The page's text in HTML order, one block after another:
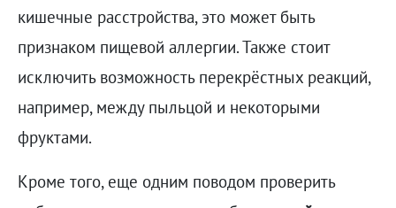
кишечные расстройства, это может быть
признаком пищевой аллергии. Также стоит
исключить возможность перекрёстных реакций,
например, между пыльцой и некоторыми
фруктами.
Кроме того, еще одним поводом проверить